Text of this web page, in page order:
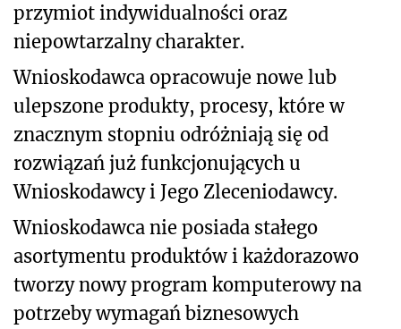
przymiot indywidualności oraz
niepowtarzalny charakter.
Wnioskodawca opracowuje nowe lub
ulepszone produkty, procesy, które w
znacznym stopniu odróżniają się od
rozwiązań już funkcjonujących u
Wnioskodawcy i Jego Zleceniodawcy.
Wnioskodawca nie posiada stałego
asortymentu produktów i każdorazowo
tworzy nowy program komputerowy na
potrzeby wymagań biznesowych